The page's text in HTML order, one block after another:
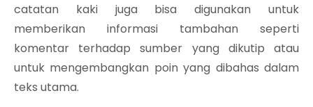
catatan kaki juga bisa digunakan untuk
memberikan informasi tambahan seperti
komentar terhadap sumber yang dikutip atau
untuk mengembangkan poin yang dibahas dalam
teks utama.